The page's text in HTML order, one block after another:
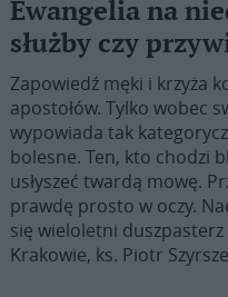
Ewangelia na
służby czy
Zapowiedź męki i krzyża
apostołów. Tylko wobec
wypowiada tak
bolesne. Ten, kto chodzi
usłyszeć twardą mowę.
prawdę prosto w oczy.
się wieloletni
Krakowie, ks. Piotr